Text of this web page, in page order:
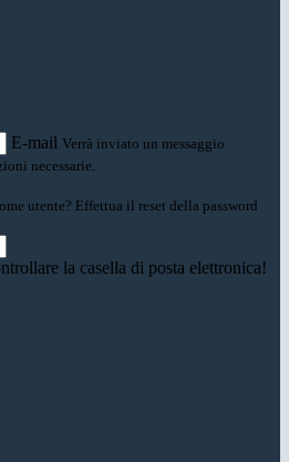
E-mail Verrà inviato un messaggio
necessarie.
utente? Effettua il reset della password
la casella di posta elettronica!